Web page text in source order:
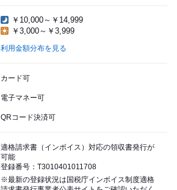
￥10,000～￥14,999
￥3,000～￥3,999
利用金額分布を見る
カード可
電子マネー可
QRコード決済可
適格請求書（インボイス）対応の領収書発行が
可能
登録番号：T3010401011708
※最新の登録状況は国税庁インボイス制度適格